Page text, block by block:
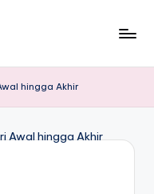
hingga Akhir